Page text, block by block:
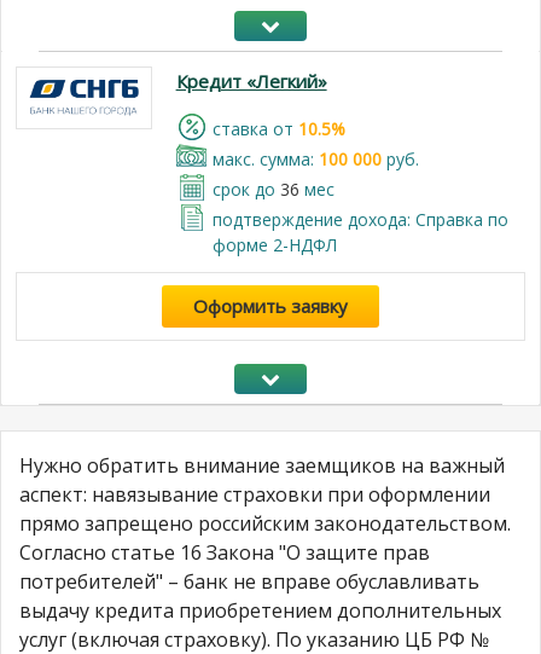
Кредит «Легкий»
cтавка от 10.5%
макс. сумма: 100 000руб.
срок до 36 мес
подтверждение дохода: Справка по
форме 2-НДФЛ
Оформить заявку
Нужно обратить внимание заемщиков на важный
аспект: навязывание страховки при оформлении
прямо запрещено российским законодательством.
Согласно статье 16 Закона "О защите прав
потребителей" – банк не вправе обуславливать
выдачу кредита приобретением дополнительных
услуг (включая страховку). По указанию ЦБ РФ №